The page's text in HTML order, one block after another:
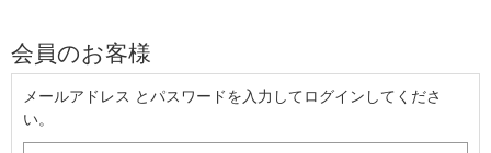
会員のお客様
メールアドレス とパスワードを入力してログインしてくださ
い。